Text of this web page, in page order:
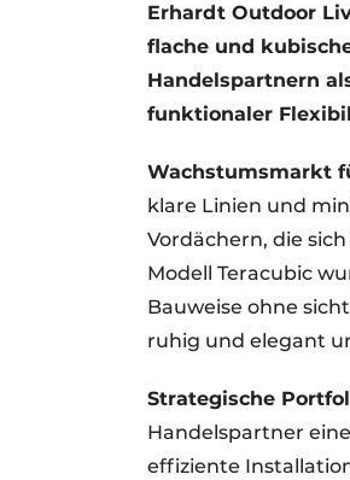
Erhardt Outdoor
flache und
Handelspartnern
funktionaler
Wachstumsmarkt
klare Linien und
Vordächern, die
Modell Teracubic
Bauweise ohne
ruhig und elegant
Strategische
Handelspartner
effiziente